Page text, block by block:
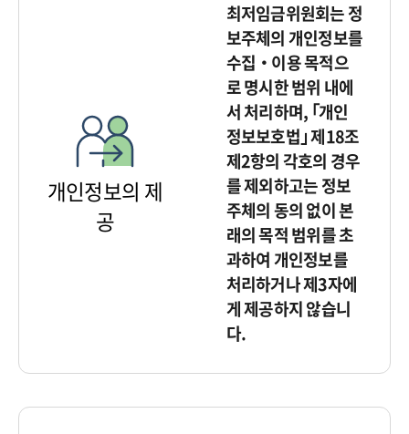
개인정보의 제
공
최저임금위원회는 정
보주체의 개인정보를
수집‧이용 목적으
로 명시한 범위 내에
서 처리하며, ｢개인
정보보호법｣ 제18조
제2항의 각호의 경우
를 제외하고는 정보
주체의 동의 없이 본
래의 목적 범위를 초
과하여 개인정보를
처리하거나 제3자에
게 제공하지 않습니
다.